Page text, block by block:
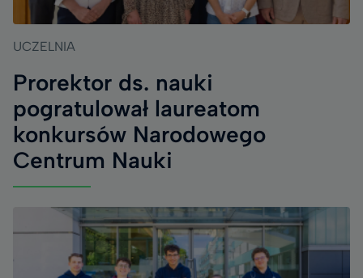
UCZELNIA
Prorektor ds. nauki
pogratulował laureatom
konkursów Narodowego
Centrum Nauki